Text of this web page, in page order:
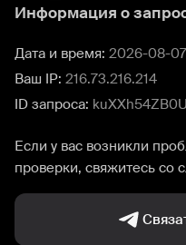
Информация о
Дата и время: 2026-08-
Ваш IP: 216.73.216.214
ID запроса:
Если у вас возникли
проверки, свяжитесь со